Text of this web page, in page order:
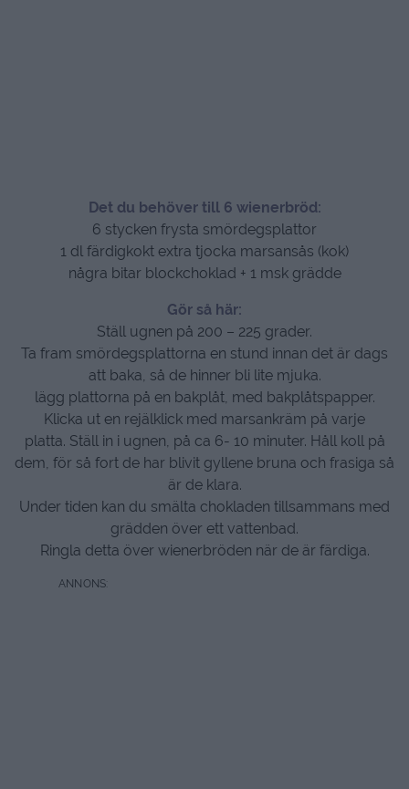
Det du behöver till 6 wienerbröd:
6 stycken frysta smördegsplattor
1 dl färdigkokt extra tjocka marsansås (kok)
några bitar blockchoklad + 1 msk grädde
Gör så här:
Ställ ugnen på 200 – 225 grader.
Ta fram smördegsplattorna en stund innan det är dags
att baka, så de hinner bli lite mjuka.
lägg plattorna på en bakplåt, med bakplåtspapper.
Klicka ut en rejälklick med marsankräm på varje
platta. Ställ in i ugnen, på ca 6- 10 minuter. Håll koll på
dem, för så fort de har blivit gyllene bruna och frasiga så
är de klara.
Under tiden kan du smälta chokladen tillsammans med
grädden över ett vattenbad.
Ringla detta över wienerbröden när de är färdiga.